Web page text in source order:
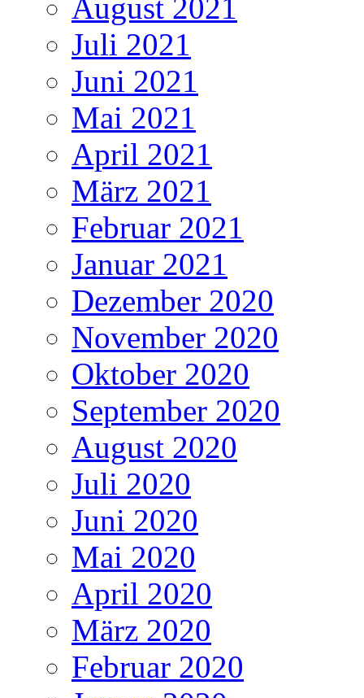
August 2021
Juli 2021
Juni 2021
Mai 2021
April 2021
März 2021
Februar 2021
Januar 2021
Dezember 2020
November 2020
Oktober 2020
September 2020
August 2020
Juli 2020
Juni 2020
Mai 2020
April 2020
März 2020
Februar 2020